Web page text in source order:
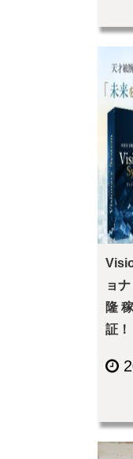
ョ
隆
証！